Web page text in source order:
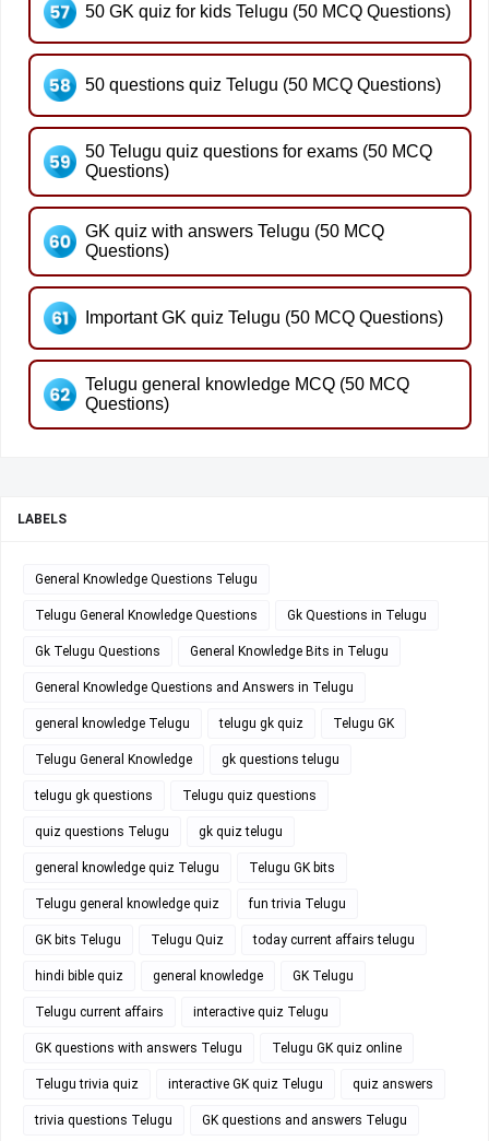
50 GK quiz for kids Telugu (50 MCQ Questions)
50 questions quiz Telugu (50 MCQ Questions)
50 Telugu quiz questions for exams (50 MCQ
Questions)
GK quiz with answers Telugu (50 MCQ
Questions)
Important GK quiz Telugu (50 MCQ Questions)
Telugu general knowledge MCQ (50 MCQ
Questions)
LABELS
General Knowledge Questions Telugu
Telugu General Knowledge Questions Gk Questions in Telugu
Gk Telugu Questions General Knowledge Bits in Telugu
General Knowledge Questions and Answers in Telugu
general knowledge Telugu telugu gk quiz Telugu GK
Telugu General Knowledge gk questions telugu
telugu gk questions Telugu quiz questions
quiz questions Telugu gk quiz telugu
general knowledge quiz Telugu Telugu GK bits
Telugu general knowledge quiz fun trivia Telugu
GK bits Telugu Telugu Quiz today current affairs telugu
hindi bible quiz general knowledge GK Telugu
Telugu current affairs interactive quiz Telugu
GK questions with answers Telugu Telugu GK quiz online
Telugu trivia quiz interactive GK quiz Telugu quiz answers
trivia questions Telugu GK questions and answers Telugu